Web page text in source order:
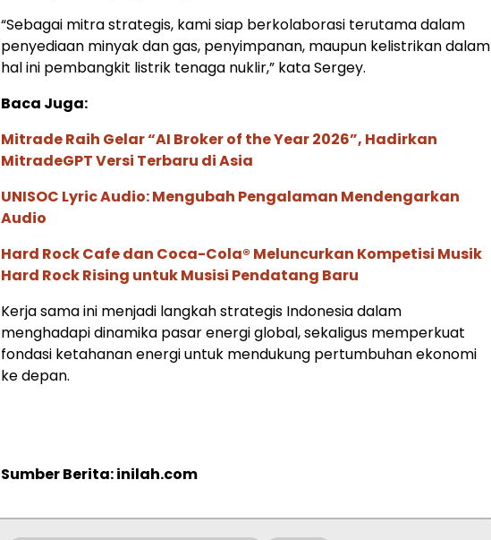
“Sebagai mitra strategis, kami siap berkolaborasi terutama dalam
penyediaan minyak dan gas, penyimpanan, maupun kelistrikan dalam
hal ini pembangkit listrik tenaga nuklir,” kata Sergey.
Baca Juga:
Mitrade Raih Gelar “AI Broker of the Year 2026”, Hadirkan
MitradeGPT Versi Terbaru di Asia
UNISOC Lyric Audio: Mengubah Pengalaman Mendengarkan
Audio
Hard Rock Cafe dan Coca-Cola® Meluncurkan Kompetisi Musik
Hard Rock Rising untuk Musisi Pendatang Baru
Kerja sama ini menjadi langkah strategis Indonesia dalam
menghadapi dinamika pasar energi global, sekaligus memperkuat
fondasi ketahanan energi untuk mendukung pertumbuhan ekonomi
ke depan.
Sumber Berita: inilah.com